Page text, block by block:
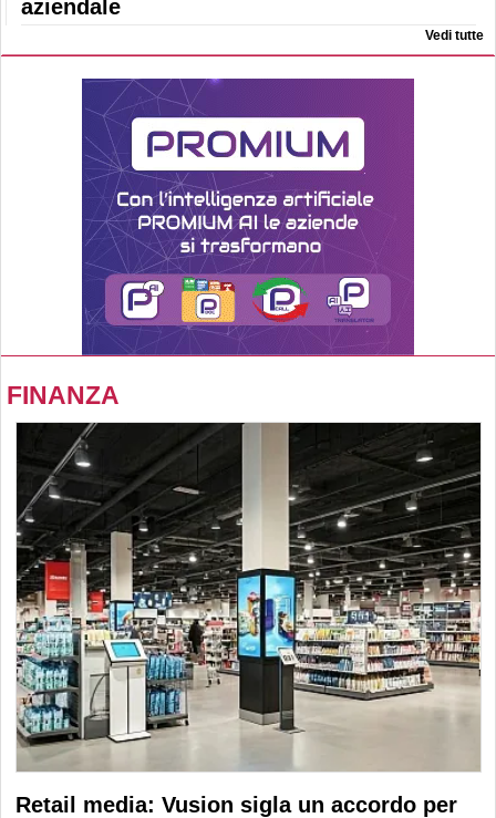
aziendale
Vedi tutte
FINANZA
Retail media: Vusion sigla un accordo per